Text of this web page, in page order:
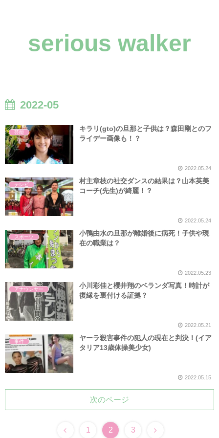
serious walker
2022-05
芸能
キラリ(gto)の旦那と子供は？森田剛とのフ
ライデー画像も！？
2022.05.24
テレビ
村主章枝の社交ダンスの結果は？山本英美
コーチ(先生)が綺麗！？
2022.05.24
スポーツ
小鴨由水の旦那が離婚後に病死！子供や現
在の職業は？
2022.05.23
アナウンサー
小川彩佳と櫻井翔のベランダ写真！時計が
復縁を裏付ける証拠？
2022.05.21
事件
ヤーラ殺害事件の犯人の現在と判決！(イア
タリア13歳体操美少女)
2022.05.15
次のページ
1 2 3